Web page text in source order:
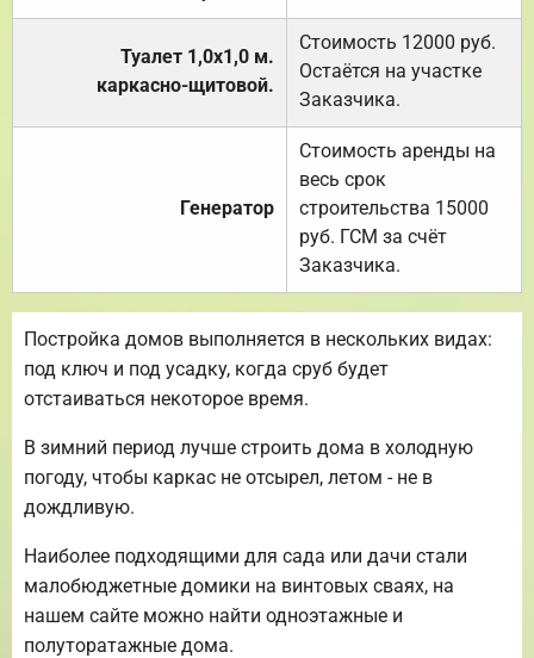
Туалет 1,0х1,0 м.
каркасно-щитовой.
Стоимость 12000 руб.
Остаётся на участке
Заказчика.
Генератор
Стоимость аренды на
весь срок
строительства 15000
руб. ГСМ за счёт
Заказчика.
Постройка домов выполняется в нескольких видах:
под ключ и под усадку, когда сруб будет
отстаиваться некоторое время.
В зимний период лучше строить дома в холодную
погоду, чтобы каркас не отсырел, летом - не в
дождливую.
Наиболее подходящими для сада или дачи стали
малобюджетные домики на винтовых сваях, на
нашем сайте можно найти одноэтажные и
полуторатажные дома.